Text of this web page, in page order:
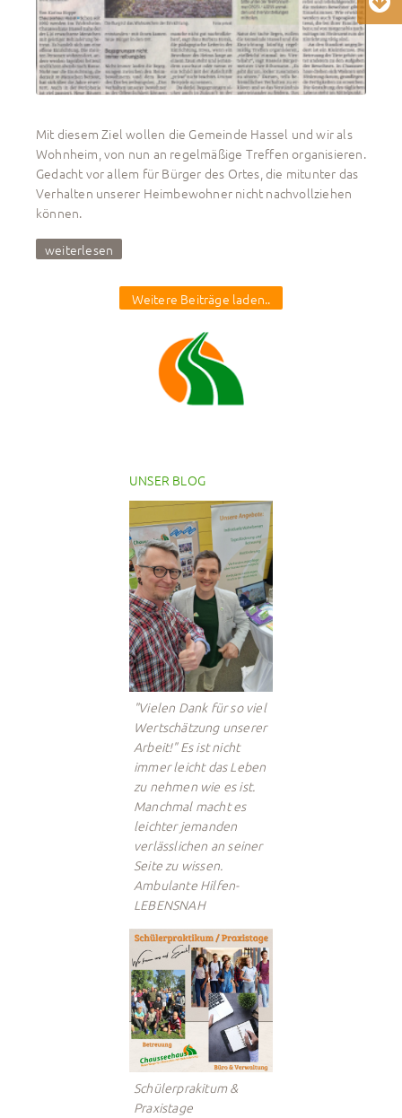
Mit diesem Ziel wollen die Gemeinde Hassel und wir als
Wohnheim, von nun an regelmäßige Treffen organisieren.
Gedacht vor allem für Bürger des Ortes, die mitunter das
Verhalten unserer Heimbewohner nicht nachvollziehen
können.
weiterlesen
Weitere Beiträge laden..
UNSER BLOG
"Vielen Dank für so viel
Wertschätzung unserer
Arbeit!" Es ist nicht
immer leicht das Leben
zu nehmen wie es ist.
Manchmal macht es
leichter jemanden
verlässlichen an seiner
Seite zu wissen.
Ambulante Hilfen-
LEBENSNAH
Schülerprakitum &
Praxistage